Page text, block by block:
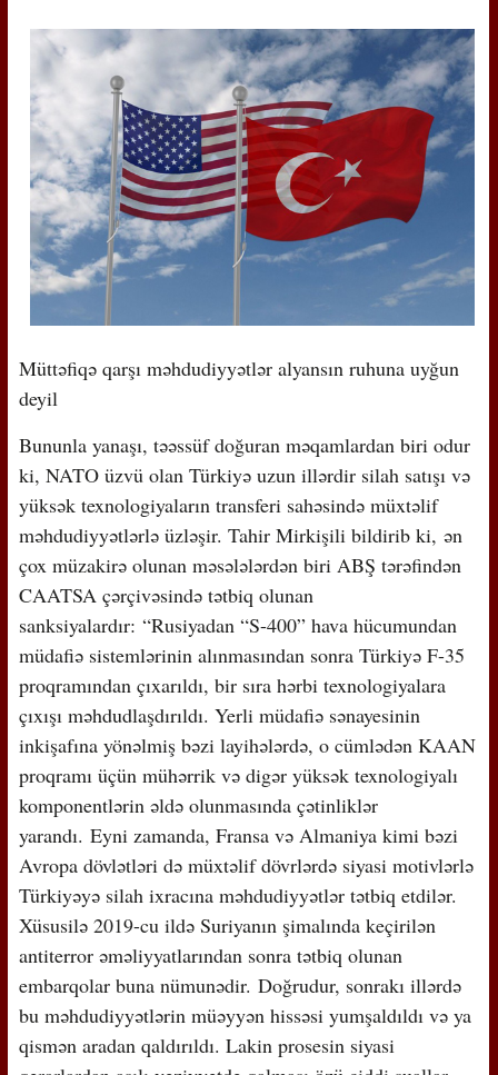
Müttəfiqə qarşı məhdudiyyətlər alyansın ruhuna uyğun
deyil
Bununla yanaşı, təəssüf doğuran məqamlardan biri odur
ki, NATO üzvü olan Türkiyə uzun illərdir silah satışı və
yüksək texnologiyaların transferi sahəsində müxtəlif
məhdudiyyətlərlə üzləşir. Tahir Mirkişili bildirib ki, ən
çox müzakirə olunan məsələlərdən biri ABŞ tərəfindən
CAATSA çərçivəsində tətbiq olunan
sanksiyalardır: “Rusiyadan “S-400” hava hücumundan
müdafiə sistemlərinin alınmasından sonra Türkiyə F-35
proqramından çıxarıldı, bir sıra hərbi texnologiyalara
çıxışı məhdudlaşdırıldı. Yerli müdafiə sənayesinin
inkişafına yönəlmiş bəzi layihələrdə, o cümlədən KAAN
proqramı üçün mühərrik və digər yüksək texnologiyalı
komponentlərin əldə olunmasında çətinliklər
yarandı. Eyni zamanda, Fransa və Almaniya kimi bəzi
Avropa dövlətləri də müxtəlif dövrlərdə siyasi motivlərlə
Türkiyəyə silah ixracına məhdudiyyətlər tətbiq etdilər.
Xüsusilə 2019-cu ildə Suriyanın şimalında keçirilən
antiterror əməliyyatlarından sonra tətbiq olunan
embarqolar buna nümunədir. Doğrudur, sonrakı illərdə
bu məhdudiyyətlərin müəyyən hissəsi yumşaldıldı və ya
qismən aradan qaldırıldı. Lakin prosesin siyasi